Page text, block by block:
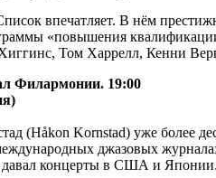
впечатляет. В нём
«повышения
Том Харрелл, Кенни
Филармонии. 19:00
(Håkon Kornstad) уже более
джазовых
давал концерты в США и Японии.